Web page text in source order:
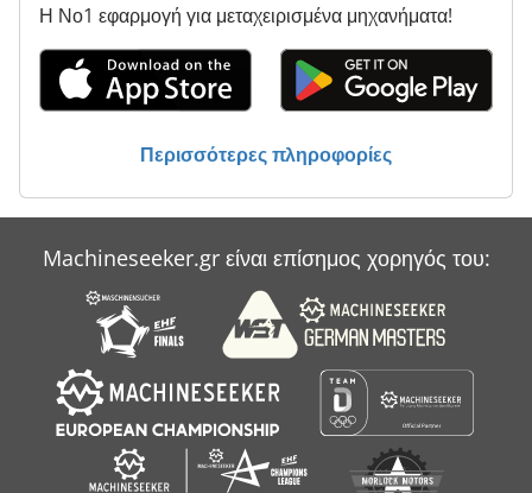
Η Νο1 εφαρμογή για μεταχειρισμένα μηχανήματα!
Περισσότερες πληροφορίες
Machineseeker.gr είναι επίσημος χορηγός του: